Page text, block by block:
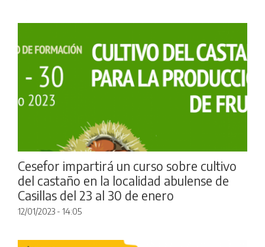
Cesefor impartirá un curso sobre cultivo
del castaño en la localidad abulense de
Casillas del 23 al 30 de enero
12/01/2023 - 14:05